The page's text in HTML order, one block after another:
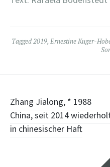
Tagged2019, Ernestine Kuger-
Post
navigation
Zhang Jialong, * 1988
China, seit 2014
in chinesischer Haft